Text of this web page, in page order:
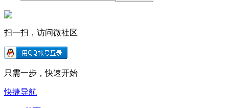
扫一扫，访问微社区
只需一步，快速开始
快捷导航